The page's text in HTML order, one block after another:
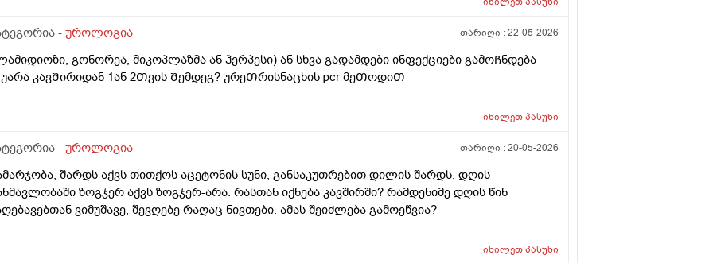
- უროლოგია თარიღი :22-05-2026
გონორეა, მიკოპლაზმა ან ჰერპესი) ან სხვა გადამდები ინფექციები გამოᲩნდება
კავᲨირიდან 1ან 2Თვის Შემდეგ? ურეᲗრისნაცხის pcr მეᲗოდიᲗ
იხილეთპასუხი
- უროლოგია თარიღი :20-05-2026
შარდს აქვს თითქოს აცეტონის სუნი, განსაკუთრებით დილის შარდს, დღის
ზოგჯერ აქვს ზოგჯერ-არა. რასთან იქნება კავშირში? რამდენიმე დღის წინ
ვიმუშავე, შევღებე რაღაც ნივთები. ამას შეიძლება გამოეწვია?
იხილეთპასუხი